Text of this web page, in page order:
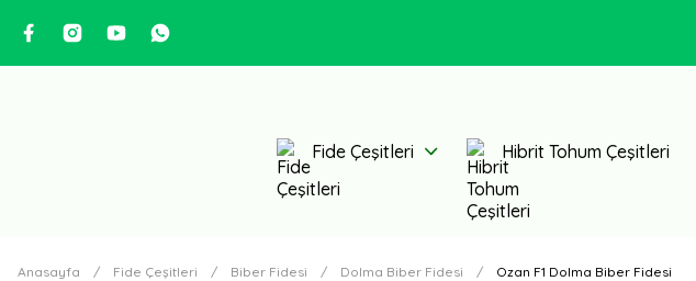
Fide Çeşitleri Hibrit Tohum Çeşitleri
Anasayfa Fide Çeşitleri Biber Fidesi Dolma Biber Fidesi Ozan F1 Dolma Biber Fidesi